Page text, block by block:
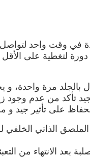
لتغطية على الأقل
تأكد من عدم وجود
على تأثير جيد و
بعد الانتهاء من